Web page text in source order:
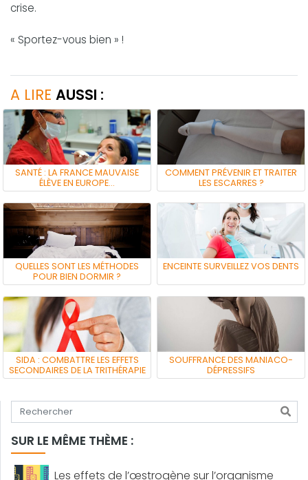
crise.
« Sportez-vous bien » !
A LIRE AUSSI :
SANTÉ : LA FRANCE MAUVAISE
ÉLÈVE EN EUROPE…
COMMENT PRÉVENIR ET TRAITER
LES ESCARRES ?
QUELLES SONT LES MÉTHODES
POUR BIEN DORMIR ?
ENCEINTE SURVEILLEZ VOS DENTS
SIDA : COMBATTRE LES EFFETS
SECONDAIRES DE LA TRITHÉRAPIE
SOUFFRANCE DES MANIACO-
DÉPRESSIFS
Tapez votre recherche
SUR LE MÊME THÈME :
Les effets de l’œstrogène sur l’organisme